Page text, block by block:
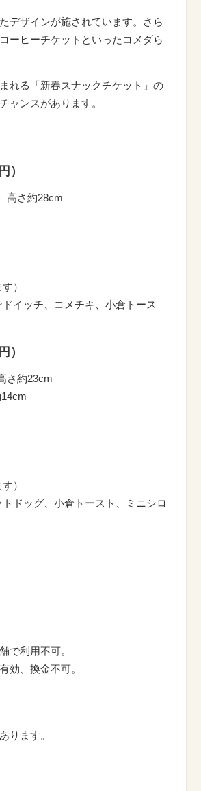
デザインが施されています。さら
ーヒーチケットといったコメダら
れる「新春スナックチケット」の
ャンスがあります。
）
高さ約28cm
）
ドイッチ、コメチキ、小倉トース
）
さ約23cm
）
トドッグ、小倉トースト、ミニシロ
で利用不可。
効、換金不可。
ります。